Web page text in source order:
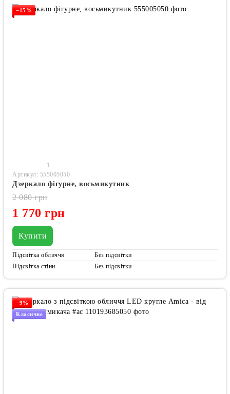
−15%
1
Артикул: 555005050
Дзеркало фігурне, восьмикутник
1 770 грн
2 080 грн
Купити
Підсвітка обличчя
Без підсвітки
Підсвітка стіни
Без підсвітки
−9%
Класичне